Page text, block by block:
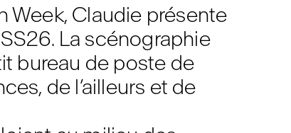
Week, Claudie présente
La scénographie
bureau de poste de
de l’ailleurs et de